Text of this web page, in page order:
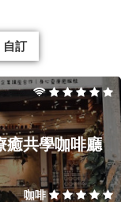
自訂
癒共學咖啡廳
咖啡